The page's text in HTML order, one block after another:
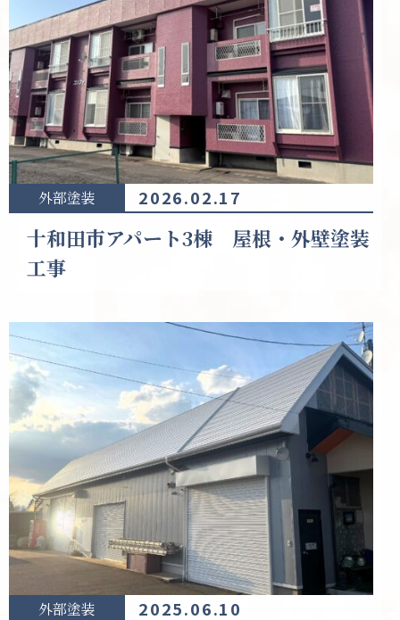
外部塗装 2026.02.17
十和田市アパート3棟 屋根・外壁塗装
工事
外部塗装 2025.06.10